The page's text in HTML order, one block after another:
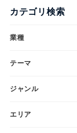
カテゴリ検索
業種
テーマ
ジャンル
エリア